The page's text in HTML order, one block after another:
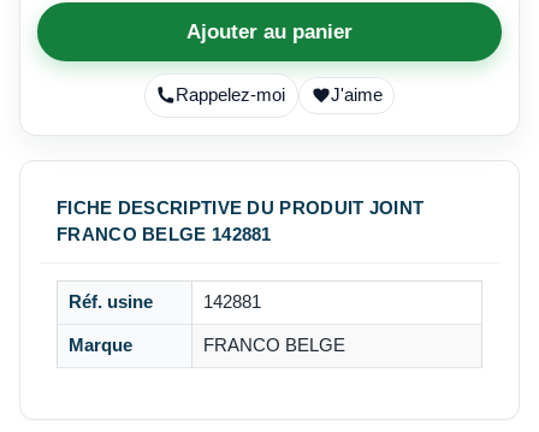
Ajouter au panier
Rappelez-moi J'aime
FICHE DESCRIPTIVE DU PRODUIT JOINT
FRANCO BELGE 142881
Réf. usine 142881
Marque FRANCO BELGE